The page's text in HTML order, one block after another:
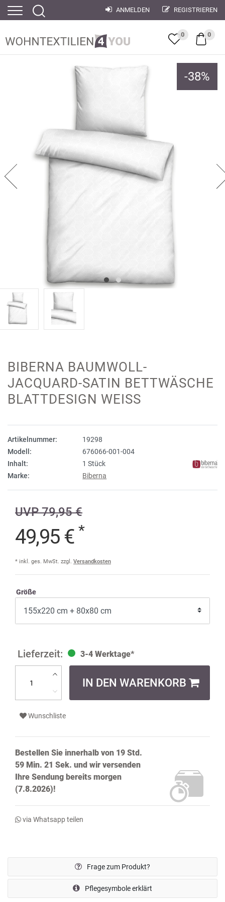
ANMELDEN REGISTRIEREN
0 0
-38%
BIBERNA BAUMWOLL-
JACQUARD-SATIN BETTWÄSCHE
BLATTDESIGN WEISS
Artikelnummer:
19298
Modell:
676066-001-004
Inhalt:
1 Stück
Marke:
Biberna
UVP 79,95 €
49,95 € *
* inkl. ges. MwSt. zzgl. Versandkosten
Größe
3-4 Werktage*
IN DEN WARENKORB
Wunschliste
Bestellen Sie innerhalb von 19 Std.
59 Min. 21 Sek. und wir versenden
Ihre Sendung bereits morgen
(7.8.2026)!
via Whatsapp teilen
Frage zum Produkt?
Pflegesymbole erklärt